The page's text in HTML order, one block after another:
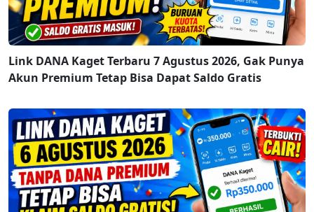
Link DANA Kaget Terbaru 7 Agustus 2026, Gak Punya
Akun Premium Tetap Bisa Dapat Saldo Gratis